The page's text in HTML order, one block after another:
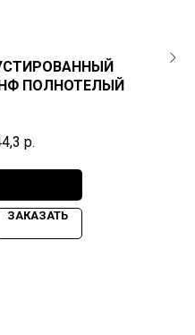
ПОЛНОТЕЛЫЙ
р.
ЗАКАЗАТЬ